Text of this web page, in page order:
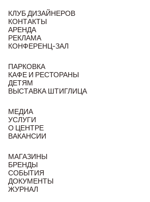
КЛУБ ДИЗАЙНЕРОВ
КОНТАКТЫ
АРЕНДА
РЕКЛАМА
КОНФЕРЕНЦ-ЗАЛ
ПАРКОВКА
КАФЕ И РЕСТОРАНЫ
ДЕТЯМ
ВЫСТАВКА ШТИГЛИЦА
МЕДИА
УСЛУГИ
О ЦЕНТРЕ
ВАКАНСИИ
МАГАЗИНЫ
БРЕНДЫ
СОБЫТИЯ
ДОКУМЕНТЫ
ЖУРНАЛ